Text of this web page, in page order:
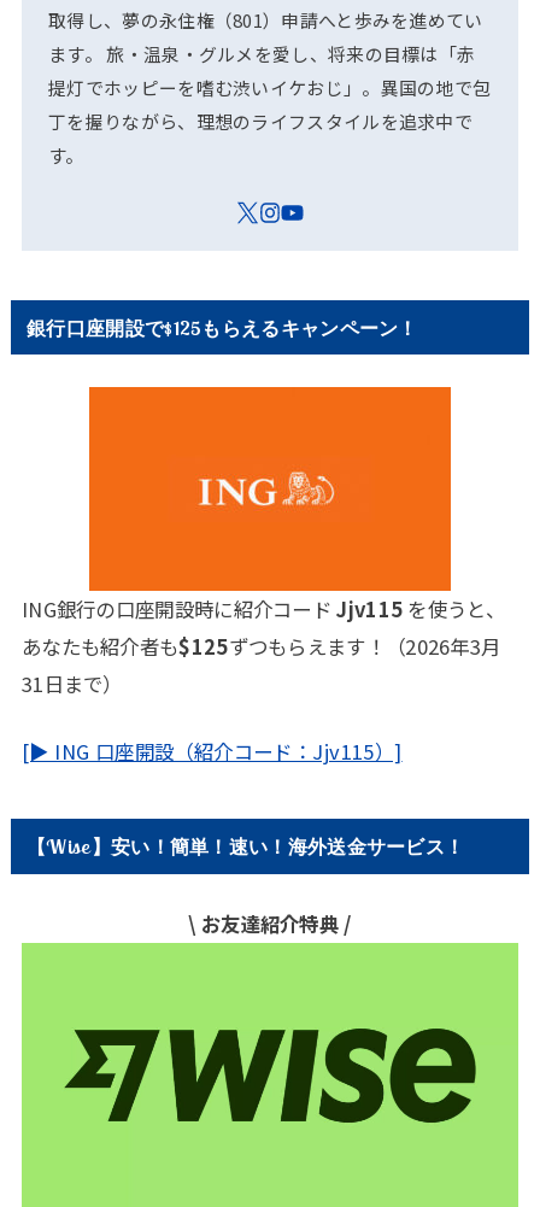
取得し、夢の永住権（801）申請へと歩みを進めてい
ます。 旅・温泉・グルメを愛し、将来の目標は「赤
提灯でホッピーを嗜む渋いイケおじ」。異国の地で包
丁を握りながら、理想のライフスタイルを追求中で
す。
銀行口座開設で$125もらえるキャンペーン！
ING銀行の口座開設時に紹介コードJjv115 を使うと、
あなたも紹介者も$125ずつもらえます！（2026年3月
31日まで）
[▶ ING 口座開設（紹介コード：Jjv115）]
【Wise】安い！簡単！速い！海外送金サービス！
\ お友達紹介特典 /